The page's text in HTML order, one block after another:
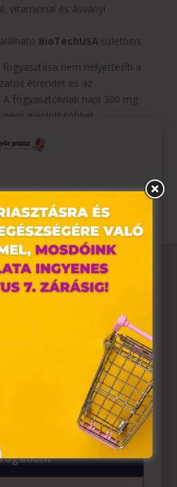
vitaminnal és ásványi
BioTechUSA üzletben.
nem helyettesíti a
étrendet és az
fogyasztóknak napi 300 mg
nem ajánlott többet
nem ajánlott.Az ajánlott
használ
kat (továbbiakban „süti")
fájlok, melyek információt
Ehhez az Ön
hírközlésről szóló 2003. évi C.
szolgáltatások, az
összefüggő szolgáltatások
évi CVIII. törvény, valamint
megfelelően használjuk.
az Európai Unió országain
használatához, és ezeknek a
vagy egyéb eszközén történő
hozzájárulását kell kérniük.